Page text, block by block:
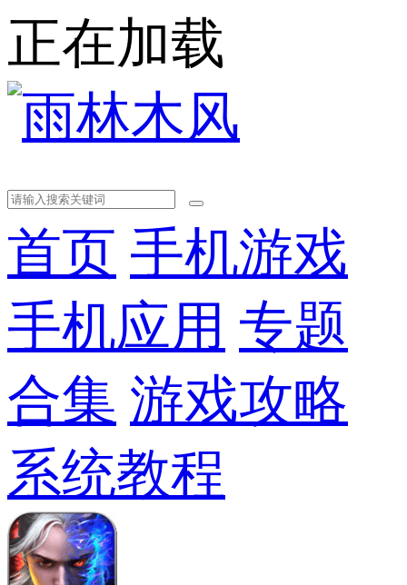
正在加载
首页 手机游戏
手机应用 专题
合集 游戏攻略
系统教程